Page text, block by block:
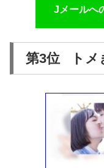
Jメールへ
第3位 トメ